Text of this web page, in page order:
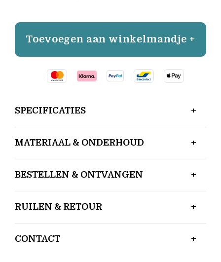
Toevoegen aan winkelmandje +
SPECIFICATIES
MATERIAAL & ONDERHOUD
BESTELLEN & ONTVANGEN
RUILEN & RETOUR
CONTACT